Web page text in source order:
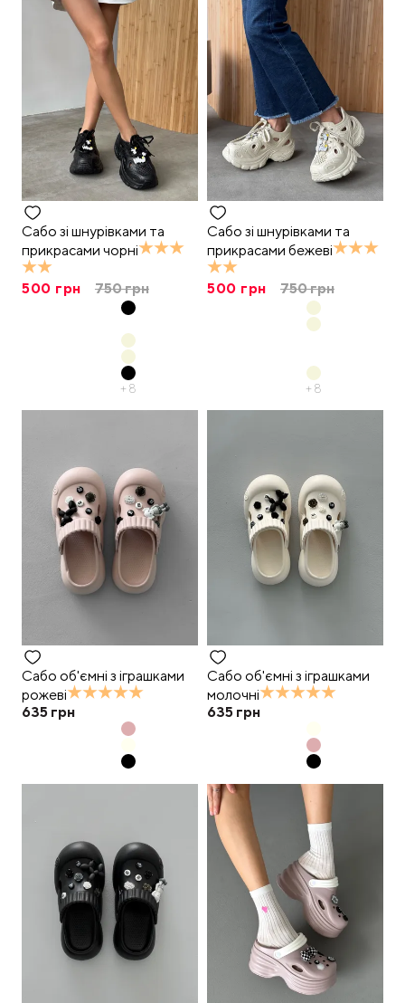
Сабо зі шнурівками та
прикрасами чорні
500 грн 750грн
+ 8
Сабо зі шнурівками та
прикрасами бежеві
500 грн 750грн
+ 8
Сабо об'ємні з іграшками
рожеві
635 грн
Сабо об'ємні з іграшками
молочні
635 грн